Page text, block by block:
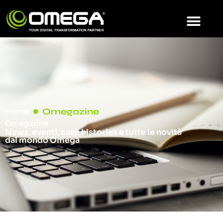
Omegazine
News, eventi, case histories e tutte le novità
dal mondo Omega